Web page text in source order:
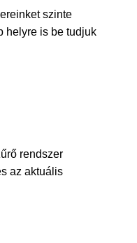
szinte
helyre is be tudjuk
rendszer
az aktuális